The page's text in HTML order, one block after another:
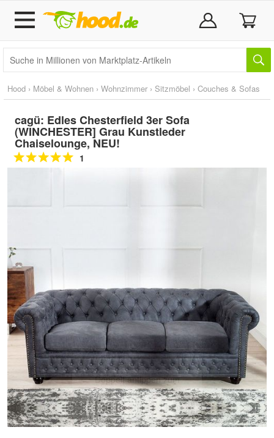
Hood › Möbel & Wohnen › Wohnzimmer › Sitzmöbel › Couches & Sofas
cagü: Edles Chesterfield 3er Sofa
(WINCHESTER] Grau Kunstleder
Chaiselounge, NEU!
1
Doppelt antippen zum
vergrößern